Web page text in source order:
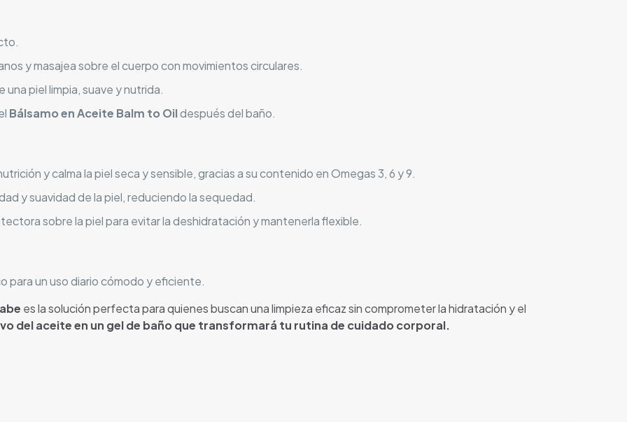
y masajea sobre el cuerpo con movimientos circulares.
una piel limpia, suave y nutrida.
Bálsamo en Aceite Balm to Oildespués del baño.
y calma la piel seca y sensible, gracias a su contenido en Omegas 3, 6 y 9.
y suavidad de la piel, reduciendo la sequedad.
sobre la piel para evitar la deshidratación y mantenerla flexible.
para un uso diario cómodo y eficiente.
es la solución perfecta para quienes buscan una limpieza eficaz sin comprometer la hidratación y el
del aceite en un gel de baño que transformará tu rutina de cuidado corporal.